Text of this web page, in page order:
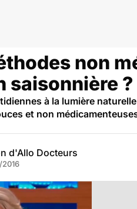
non
saisonnière ?
à la lumière
et non
d'Allo Docteurs